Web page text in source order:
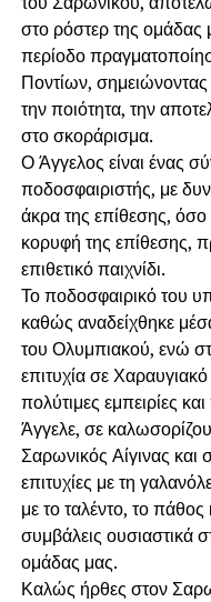
στο ρόστερ της ομάδας
περίοδο
Ποντίων, σημειώνοντας
την ποιότητα, την
στο σκοράρισμα.
Ο Άγγελος είναι ένας
ποδοσφαιριστής, με
άκρα της επίθεσης, όσο
κορυφή της επίθεσης,
επιθετικό παιχνίδι.
Το ποδοσφαιρικό του
καθώς αναδείχθηκε
του Ολυμπιακού, ενώ
επιτυχία σε
πολύτιμες εμπειρίες
Άγγελε, σε
Σαρωνικός Αίγινας και
επιτυχίες με τη
με το ταλέντο, το πάθος
συμβάλεις ουσιαστικά
ομάδας μας.
Καλώς ήρθες στον